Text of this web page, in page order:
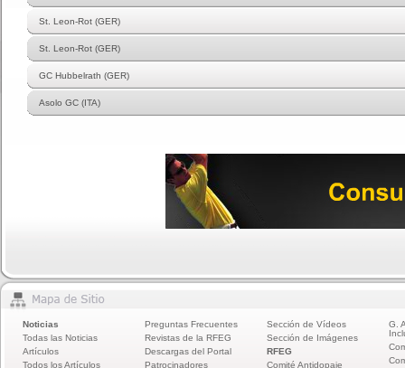
St. Leon-Rot (GER)
St. Leon-Rot (GER)
GC Hubbelrath (GER)
Asolo GC (ITA)
Noticias
Todas las Noticias
Artículos
Todos los Artículos
Preguntas Frecuentes
Revistas de la RFEG
Descargas del Portal
Patrocinadores
Sección de Vídeos
Sección de Imágenes
RFEG
Comité Antidopaje
G.